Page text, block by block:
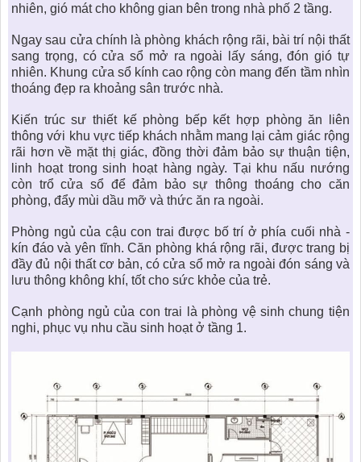
nhiên, gió mát cho không gian bên trong nhà phố 2 tầng.
Ngay sau cửa chính là phòng khách rộng rãi, bài trí nội thất
sang trọng, có cửa sổ mở ra ngoài lấy sáng, đón gió tự
nhiên. Khung cửa sổ kính cao rộng còn mang đến tầm nhìn
thoáng đẹp ra khoảng sân trước nhà.
Kiến trúcsư thiết kế phòng bếp kết hợp phòng ăn liên
thông với khu vực tiếp khách nhằm mang lại cảm giác rộng
rãi hơn về mặt thị giác, đồng thời đảm bảo sự thuận tiện,
linh hoạt trong sinh hoạt hàng ngày. Tại khu nấu nướng
còn trổ cửa sổ để đảm bảo sự thông thoáng cho căn
phòng, đẩy mùi dầu mỡ và thức ăn ra ngoài.
Phòng ngủ của cậu con trai được bố trí ở phía cuối nhà -
kín đáo và yên tĩnh. Căn phòng khá rộng rãi, được trang bị
đầy đủ nội thất cơ bản, có cửa sổ mở ra ngoài đón sáng và
lưu thông không khí, tốt cho sức khỏe của trẻ.
Cạnh phòng ngủ của con trai là phòng vệ sinh chung tiện
nghi, phục vụ nhu cầu sinh hoạt ở tầng 1.